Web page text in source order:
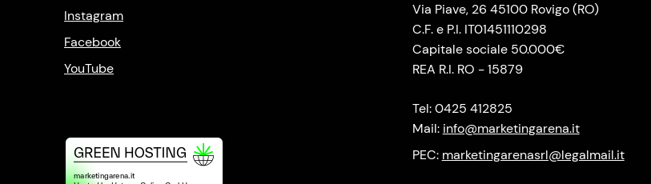
Instagram
Facebook
YouTube
Via Piave, 26 45100 Rovigo (RO)
C.F. e P.I. IT01451110298
Capitale sociale 50.000€
REA R.I. RO - 15879
Tel: 0425 412825
Mail: info@marketingarena.it
PEC: marketingarenasrl@legalmail.it